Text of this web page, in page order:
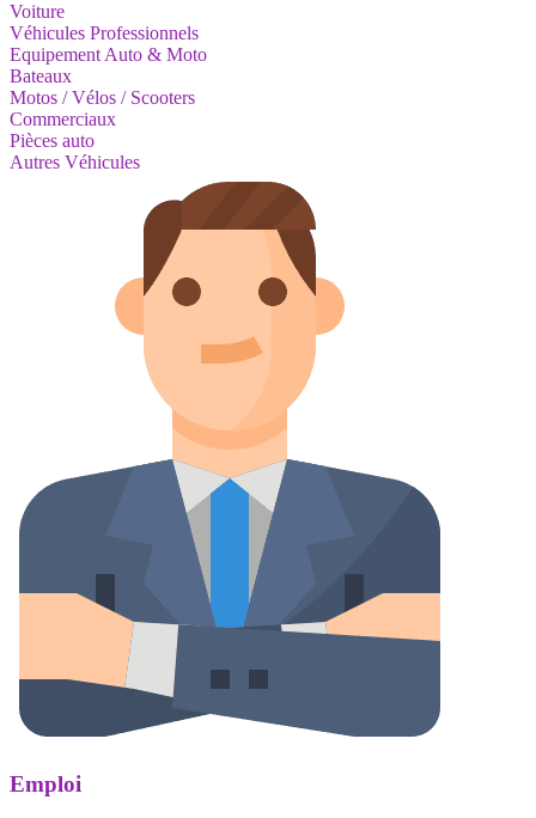
Voiture
Véhicules Professionnels
Equipement Auto & Moto
Bateaux
Motos / Vélos / Scooters
Commerciaux
Pièces auto
Autres Véhicules
Emploi